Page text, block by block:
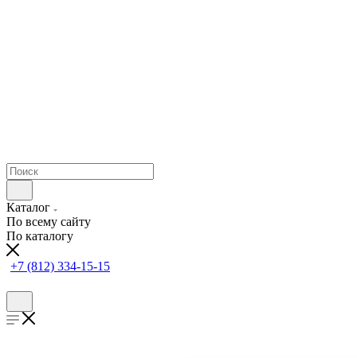
Каталог
По всему сайту
По каталогу
+7 (812) 334-15-15